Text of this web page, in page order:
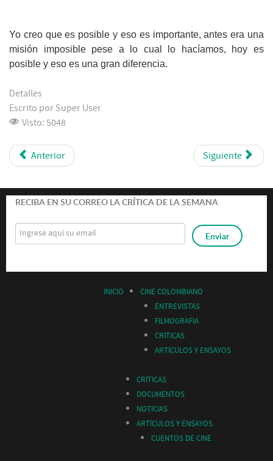
Yo creo que es posible y eso es importante, antes era una
misión imposible pese a lo cual lo hacíamos, hoy es
posible y eso es una gran diferencia.
Detalles
Escrito por Super User
Visto: 5048
Anterior Siguiente
RECIBA EN SU CORREO LA CRÍTICA DE LA SEMANA
INICIO
CINE COLOMBIANO
ENTREVISTAS
FILMOGRAFIA
CRÍTICAS
ARTÍCULOS Y ENSAYOS
CRÍTICAS
DOCUMENTOS
NOTICIAS
ARTÍCULOS Y ENSAYOS
CUENTOS DE CINE